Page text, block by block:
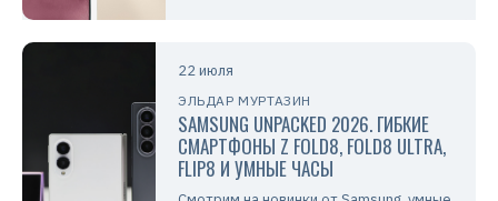
22 июля
ЭЛЬДАР МУРТАЗИН
SAMSUNG UNPACKED 2026. ГИБКИЕ
СМАРТФОНЫ Z FOLD8, FOLD8 ULTRA,
FLIP8 И УМНЫЕ ЧАСЫ